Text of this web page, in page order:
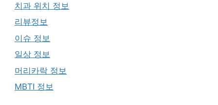
치과 위치 정보
리뷰정보
이슈 정보
일상 정보
머리카락 정보
MBTI 정보